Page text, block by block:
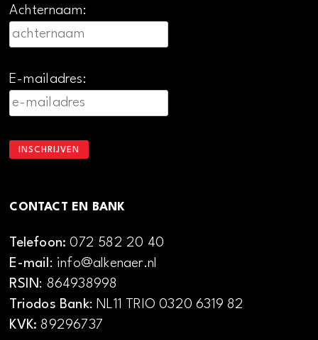
Achternaam:
E-mailadres:
CONTACT EN BANK
Telefoon:072 582 20 40
E-mail : info@alkenaer.nl
RSIN : 864938998
Triodos Bank: NL11 TRIO 0320 6319 82
KVK: 89296737